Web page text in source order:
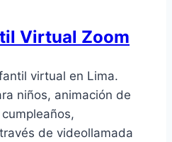
Virtual Zoom
virtual en Lima.
niños, animación de
de videollamada